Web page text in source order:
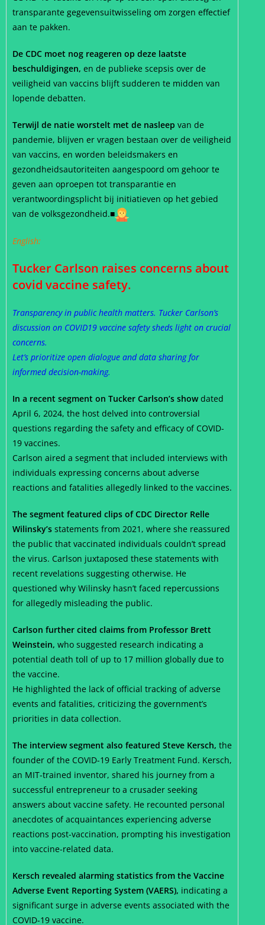
transparante gegevensuitwisseling om zorgen effectief
aan te pakken.
De CDC moet nog reageren op deze laatste
beschuldigingen, en de publieke scepsis over de
veiligheid van vaccins blijft sudderen te midden van
lopende debatten.
Terwijl de natie worstelt met de nasleep van de
pandemie, blijven er vragen bestaan over de veiligheid
van vaccins, en worden beleidsmakers en
gezondheidsautoriteiten aangespoord om gehoor te
geven aan oproepen tot transparantie en
verantwoordingsplicht bij initiatieven op het gebied
van de volksgezondheid.■
English:
Tucker Carlson raises concerns about
covid vaccine safety.
Transparency in public health matters. Tucker Carlson’s
discussion on COVID19 vaccine safety sheds light on crucial
concerns.
Let’s prioritize open dialogue and data sharing for
informed decision-making.
In a recent segment on Tucker Carlson’s showdated
April 6, 2024, the host delved into controversial
questions regarding the safety and efficacy of COVID-
19 vaccines.
Carlson aired a segment that included interviews with
individuals expressing concerns about adverse
reactions and fatalities allegedly linked to the vaccines.
The segment featured clips of CDC Director Relle
Wilinsky’s statements from 2021, where she reassured
the public that vaccinated individuals couldn’t spread
the virus. Carlson juxtaposed these statements with
recent revelations suggesting otherwise. He
questioned why Wilinsky hasn’t faced repercussions
for allegedly misleading the public.
Carlson further cited claims from Professor Brett
Weinstein, who suggested research indicating a
potential death toll of up to 17 million globally due to
the vaccine.
He highlighted the lack of official tracking of adverse
events and fatalities, criticizing the government’s
priorities in data collection.
The interview segment also featured Steve Kersch, the
founder of the COVID-19 Early Treatment Fund. Kersch,
an MIT-trained inventor, shared his journey from a
successful entrepreneur to a crusader seeking
answers about vaccine safety. He recounted personal
anecdotes of acquaintances experiencing adverse
reactions post-vaccination, prompting his investigation
into vaccine-related data.
Kersch revealed alarming statistics from the Vaccine
Adverse Event Reporting System (VAERS), indicating a
significant surge in adverse events associated with the
COVID-19 vaccine.